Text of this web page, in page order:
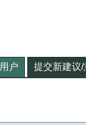
用户 提交新建议/